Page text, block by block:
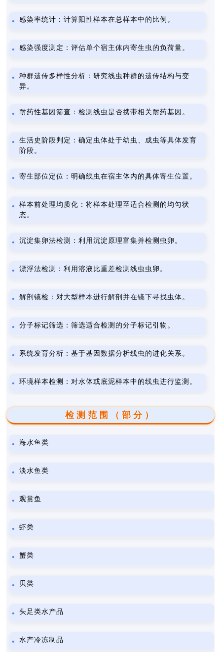
感染率统计：计算阳性样本在总样本中的比例。
感染强度测定：评估单个宿主体内寄生虫的负荷量。
种群遗传多样性分析：研究线虫种群的遗传结构与变
异。
耐药性基因筛查：检测线虫是否携带相关耐药基因。
生活史阶段判定：确定虫体处于幼虫、成虫等具体发育
阶段。
寄生部位定位：明确线虫在宿主体内的具体寄生位置。
样本前处理均质化：将样本处理至适合检测的均匀状
态。
沉淀集卵法检测：利用沉淀原理富集并检测虫卵。
漂浮法检测：利用溶液比重差检测线虫虫卵。
解剖镜检：对大型样本进行解剖并在镜下寻找虫体。
分子标记筛选：筛选适合检测的分子标记引物。
系统发育分析：基于基因数据分析线虫的进化关系。
环境样本检测：对水体或底泥样本中的线虫进行监测。
检测范围（部分）
海水鱼类
淡水鱼类
观赏鱼
虾类
蟹类
贝类
头足类水产品
水产冷冻制品